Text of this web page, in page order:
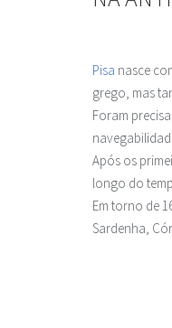
Pisa nasce
grego, mas
Foram
Após os
longo do
Em torno de
Sardenha,